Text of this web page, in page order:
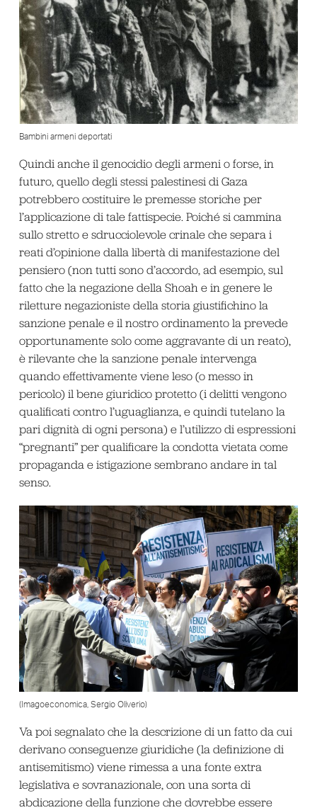
Bambini armeni deportati
Quindi anche il genocidio degli armeni o forse, in
futuro, quello degli stessi palestinesi di Gaza
potrebbero costituire le premesse storiche per
l’applicazione di tale fattispecie. Poiché si cammina
sullo stretto e sdrucciolevole crinale che separa i
reati d’opinione dalla libertà di manifestazione del
pensiero (non tutti sono d’accordo, ad esempio, sul
fatto che la negazione della Shoah e in genere le
riletture negazioniste della storia giustifichino la
sanzione penale e il nostro ordinamento la prevede
opportunamente solo come aggravante di un reato),
è rilevante che la sanzione penale intervenga
quando effettivamente viene leso (o messo in
pericolo) il bene giuridico protetto (i delitti vengono
qualificati contro l’uguaglianza, e quindi tutelano la
pari dignità di ogni persona) e l’utilizzo di espressioni
“pregnanti” per qualificare la condotta vietata come
propaganda e istigazione sembrano andare in tal
senso.
(Imagoeconomica, Sergio Oliverio)
Va poi segnalato che la descrizione di un fatto da cui
derivano conseguenze giuridiche (la definizione di
antisemitismo) viene rimessa a una fonte extra
legislativa e sovranazionale, con una sorta di
abdicazione della funzione che dovrebbe essere